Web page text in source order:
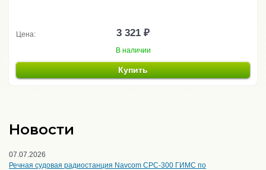
Цена: 3 321 ₽
В наличии
Купить
Новости
07.07.2026
Речная судовая радиостанция Navcom CPC-300 ГИМС по